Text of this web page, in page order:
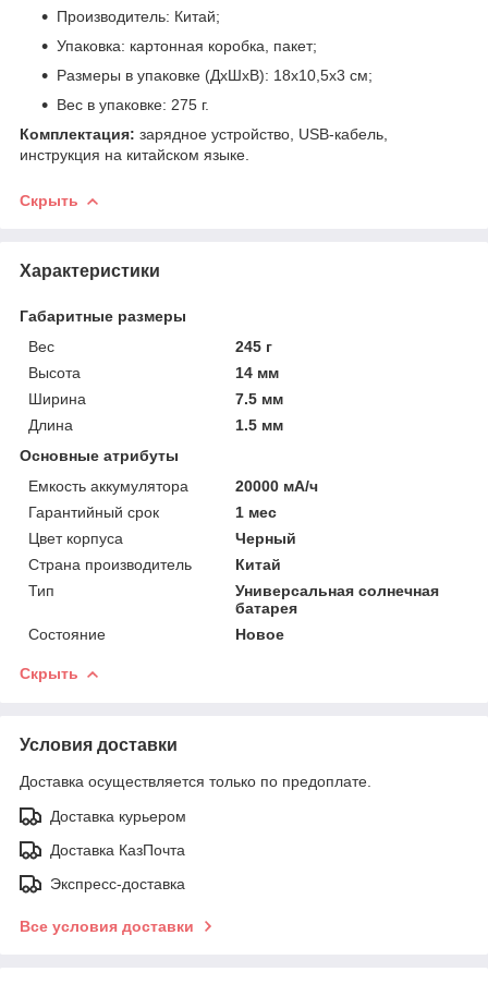
Производитель: Китай;
Упаковка: картонная коробка, пакет;
Размеры в упаковке (ДхШхВ): 18х10,5х3 см;
Вес в упаковке: 275 г.
Комплектация: зарядное устройство, USB-кабель,
инструкция на китайском языке.
Скрыть
Характеристики
Габаритные размеры
Вес
245 г
Высота
14 мм
Ширина
7.5 мм
Длина
1.5 мм
Основные атрибуты
Емкость аккумулятора
20000 мА/ч
Гарантийный срок
1 мес
Цвет корпуса
Черный
Страна производитель
Китай
Тип
Универсальная солнечная
батарея
Состояние
Новое
Скрыть
Условия доставки
Доставка осуществляется только по предоплате.
Доставка курьером
Доставка КазПочта
Экспресс-доставка
Все условия доставки